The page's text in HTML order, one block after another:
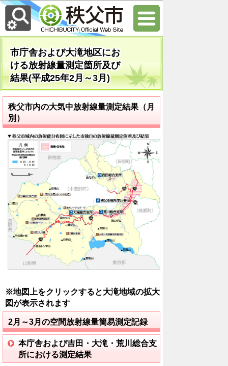
市庁舎および大滝地区にお
ける放射線量測定箇所及び
結果(平成25年2月～3月)
秩父市内の大気中放射線量測定結果（月
別）
※地図上をクリックすると大滝地域の拡大
図が表示されます
2月～3月の空間放射線量簡易測定記録
本庁舎および吉田・大滝・荒川総合支
所における測定結果